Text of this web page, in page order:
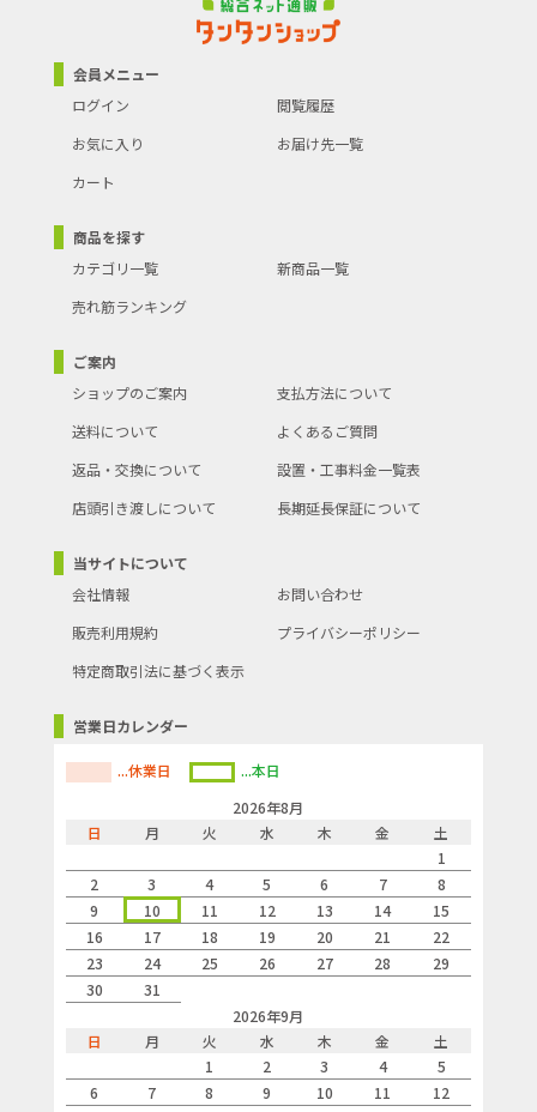
会員メニュー
ログイン
閲覧履歴
お気に入り
お届け先一覧
カート
商品を探す
カテゴリ一覧
新商品一覧
売れ筋ランキング
ご案内
ショップのご案内
支払方法について
送料について
よくあるご質問
返品・交換について
設置・工事料金一覧表
店頭引き渡しについて
長期延長保証について
当サイトについて
会社情報
お問い合わせ
販売利用規約
プライバシーポリシー
特定商取引法に基づく表示
営業日カレンダー
...休業日
...本日
2026年8月
日
月 火 水 木 金
土
1
2
3 4 5 6 7
8
9
10 11 12 13 14
15
16
17 18 19 20 21
22
23
24 25 26 27 28
29
30
31
2026年9月
日
月 火 水 木 金
土
1
2 3 4
5
6
7 8 9 10 11
12